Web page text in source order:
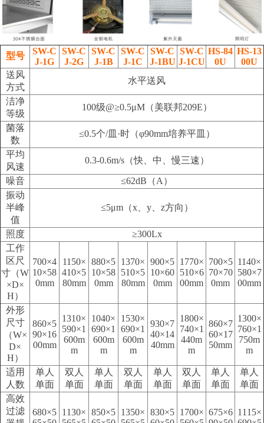
型号
SW-C
J-1G
SW-C
J-2G
SW-C
J-1B
SW-C
J-1C
SW-C
J-1BU
SW-C
J-1CU
HS-84
0U
HS-13
00U
送风
方式
水平送风
洁净
等级
100级@≥0.5μM（美联邦209E）
菌落
数
≤0.5个/皿·时（φ90mm培养平皿）
平均
风速
0.3-0.6m/s（快、中、慢三速）
噪音
≤62dB（A）
振动
半峰
值
≤5μm（x、y、z方向）
照度
≥300Lx
工作
区尺
寸（W
×D×
H）
700×4
10×58
0mm
1150×
410×5
80mm
880×5
10×58
0mm
1370×
510×5
80mm
900×5
10×60
0mm
1770×
510×6
00mm
700×5
70×70
0mm
1140×
580×7
00mm
外形
尺寸
（W×
D×
H）
860×5
90×16
00mm
1310×
590×1
600m
m
1040×
690×1
600m
m
1530×
690×1
600m
m
930×7
40×14
40mm
1800×
740×1
440m
m
860×7
60×17
50mm
1300×
760×1
750m
m
适用
人数
单人
单面
双人
单面
单人
单面
双人
单面
单人
单面
双人
单面
单人
单面
单人
单面
高效
过滤
680×5 1130× 850×5 1350× 830×5 1700× 675×6 1115×